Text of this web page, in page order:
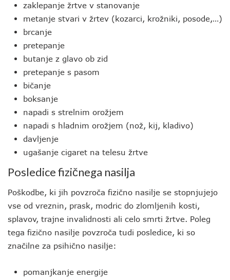
zaklepanje žrtve v stanovanje
metanje stvari v žrtev (kozarci, krožniki, posode,…)
brcanje
pretepanje
butanje z glavo ob zid
pretepanje s pasom
bičanje
boksanje
napadi s strelnim orožjem
napadi s hladnim orožjem (nož, kij, kladivo)
davljenje
ugašanje cigaret na telesu žrtve
Posledice fizičnega nasilja
Poškodbe, ki jih povzroča fizično nasilje se stopnjujejo
vse od vreznin, prask, modric do zlomljenih kosti,
splavov, trajne invalidnosti ali celo smrti žrtve. Poleg
tega fizično nasilje povzroča tudi posledice, ki so
značilne za psihično nasilje:
pomanjkanje energije